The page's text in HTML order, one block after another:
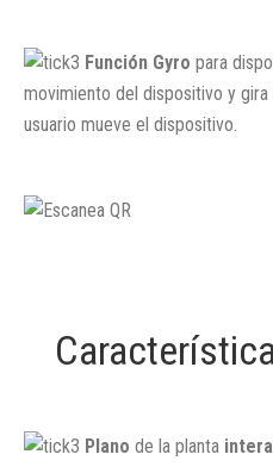
Función Gyro para
movimiento del dispositivo y
usuario mueve el dispositivo.
Plano de la planta